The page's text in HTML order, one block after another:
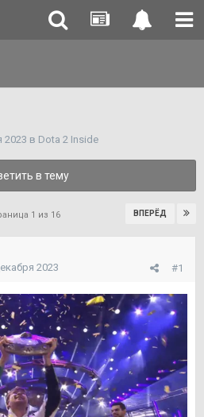
2023 в Dota 2 Inside
в тему
ВПЕРЁД
1 из 16
#1
2023